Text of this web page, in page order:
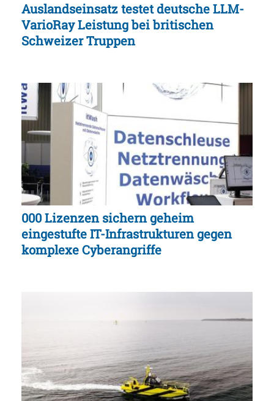
Auslandseinsatz testet deutsche LLM-
VarioRay Leistung bei britischen
Schweizer Truppen
000 Lizenzen sichern geheim
eingestufte IT-Infrastrukturen gegen
komplexe Cyberangriffe